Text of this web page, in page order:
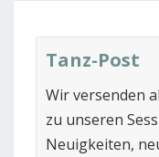
Tanz-Post
Wir versenden
zu unseren
Neuigkeiten,